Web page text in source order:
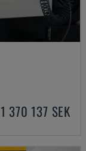
1 370 137 SEK